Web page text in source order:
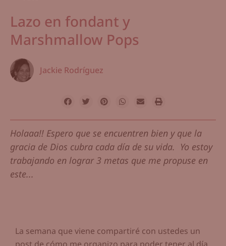
Lazo en fondant y
Marshmallow Pops
Jackie Rodríguez
Holaaa!! Espero que se encuentren bien y que la
gracia de Dios cubra cada día de su vida. Yo estoy
trabajando en lograr 3 metas que me propuse en
este...
La semana que viene compartiré con ustedes un